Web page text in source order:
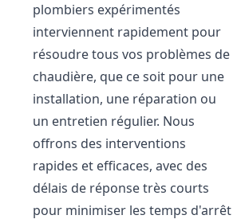
plombiers expérimentés
interviennent rapidement pour
résoudre tous vos problèmes de
chaudière, que ce soit pour une
installation, une réparation ou
un entretien régulier. Nous
offrons des interventions
rapides et efficaces, avec des
délais de réponse très courts
pour minimiser les temps d'arrêt